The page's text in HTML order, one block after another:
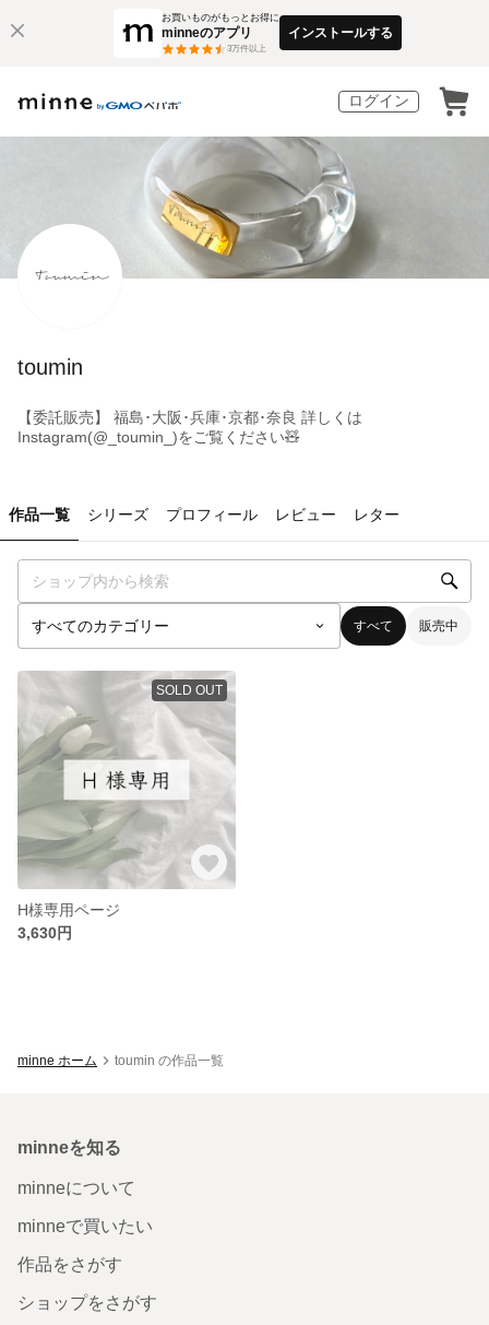
お買いものがもっとお得に
minneのアプリ
3万件以上
インストールする
ログイン
toumin
【委託販売】 福島･大阪･兵庫･京都･奈良 詳しくは
Instagram(@_toumin_)をご覧ください🧸
作品一覧 シリーズ プロフィール レビュー レター
すべて 販売中
SOLD OUT
H様専用ページ
3,630円
minne ホーム toumin の作品一覧
minneを知る
minneについて
minneで買いたい
作品をさがす
ショップをさがす